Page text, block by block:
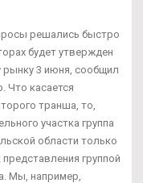
решались быстро
будет утвержден
рынку 3 июня, сообщил
Что касается
транша, то,
участка группа
области только
группой
Мы, например,